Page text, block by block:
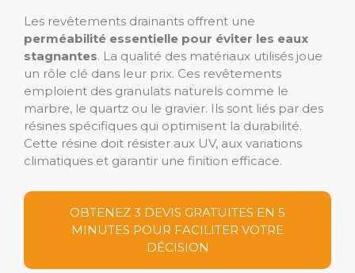
Les revêtements drainants offrent une
perméabilité essentielle pour éviter les eaux
stagnantes. La qualité des matériaux utilisés joue
un rôle clé dans leur prix. Ces revêtements
emploient des granulats naturels comme le
marbre, le quartz ou le gravier. Ils sont liés par des
résines spécifiques qui optimisent la durabilité.
Cette résine doit résister aux UV, aux variations
climatiques et garantir une finition efficace.
OBTENEZ 3 DEVIS GRATUITES EN 5
MINUTES POUR FACILITER VOTRE
DÉCISION